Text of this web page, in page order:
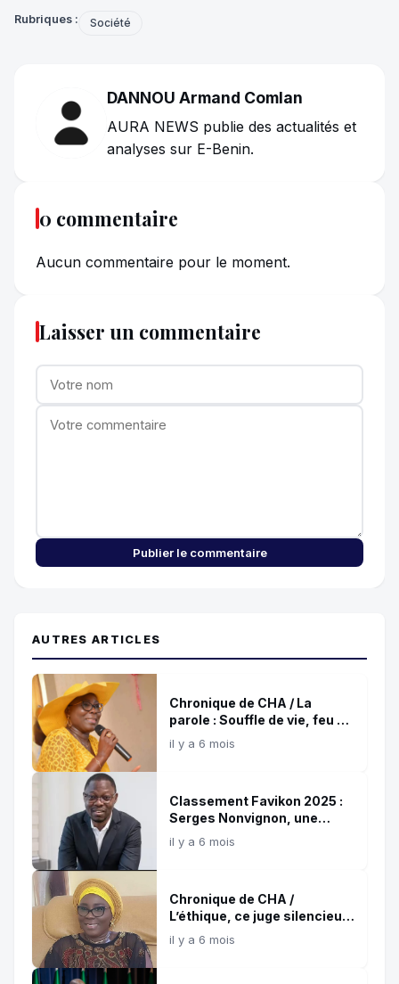
Rubriques : Société
DANNOU Armand Comlan
AURA NEWS publie des actualités et
analyses sur E-Benin.
0 commentaire
Aucun commentaire pour le moment.
Laisser un commentaire
Publier le commentaire
AUTRES ARTICLES
Chronique de CHA / La
parole : Souffle de vie, feu de
destruction !
il y a 6 mois
Classement Favikon 2025 :
Serges Nonvignon, une
référence confirmée de
l’influence digitale africaine
il y a 6 mois
Chronique de CHA /
L’éthique, ce juge silencieux
et témoin de nos choix !
il y a 6 mois